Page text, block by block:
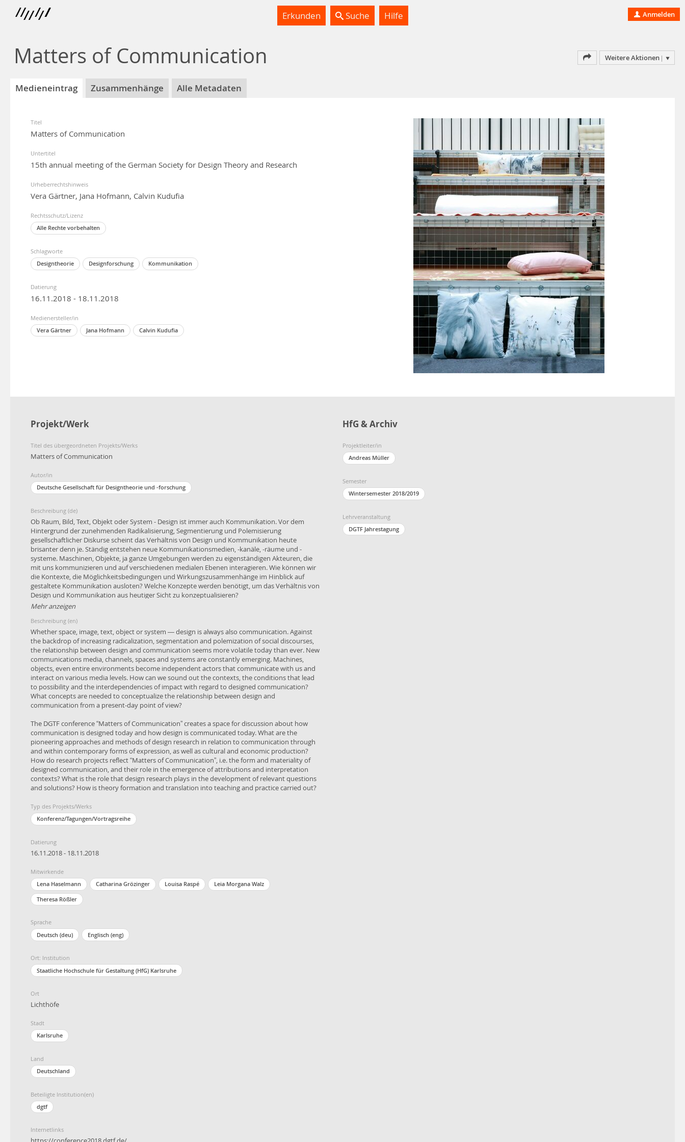
Erkunden Suche Hilfe Anmelden
Matters of Communication Weitere Aktionen
Medieneintrag Zusammenhänge Alle Metadaten
Titel
Matters of Communication
Untertitel
15th annual meeting of the German Society for Design Theory and Research
Urheberrechtshinweis
Vera Gärtner, Jana Hofmann, Calvin Kudufia
Rechtsschutz/Lizenz
Alle Rechte vorbehalten
Schlagworte
Designtheorie
Designforschung Kommunikation
Datierung
16.11.2018 - 18.11.2018
Medienersteller/in
Vera Gärtner
Jana Hofmann Calvin Kudufia
Projekt/Werk
Titel des übergeordneten Projekts/Werks
Matters of Communication
Autor/in
Deutsche Gesellschaft für Designtheorie und -forschung
Beschreibung (de)
Ob Raum, Bild, Text, Objekt oder System - Design ist immer auch Kommunikation. Vor dem
Hintergrund der zunehmenden Radikalisierung, Segmentierung und Polemisierung
gesellschaftlicher Diskurse scheint das Verhältnis von Design und Kommunikation heute
brisanter denn je. Ständig entstehen neue Kommunikationsmedien, -kanäle, -räume und -
systeme. Maschinen, Objekte, ja ganze Umgebungen werden zu eigenständigen Akteuren, die
mit uns kommunizieren und auf verschiedenen medialen Ebenen interagieren. Wie können wir
die Kontexte, die Möglichkeitsbedingungen und Wirkungszusammenhänge im Hinblick auf
gestaltete Kommunikation ausloten? Welche Konzepte werden benötigt, um das Verhältnis von
Design und Kommunikation aus heutiger Sicht zu konzeptualisieren?
Die DGTF-Konferenz "Matters of Communication" schafft einen Raum für die Diskussion darüber,
wie Kommunikation heute gestaltet wird und wie Design heute kommuniziert wird. Welches sind
die wegweisenden Ansätze und Methoden der Designforschung in Bezug auf Kommunikation
durch und in zeitgenössischen Ausdrucksformen sowie kultureller und wirtschaftlicher
Produktion? Wie reflektieren Forschungsprojekte "Matters of Communication", d.h. die Form
und Materialität gestalteter Kommunikation, und ihre Rolle bei der Entstehung von
Zuschreibungen und Interpretationskontexten? Welche Rolle spielt die Designforschung bei der
Entwicklung von relevanten Fragestellungen und Lösungen? Wie erfolgt die Theoriebildung und
Umsetzung in Lehre und Praxis?
Mehr anzeigen
Beschreibung (en)
Whether space, image, text, object or system — design is always also communication. Against
the backdrop of increasing radicalization, segmentation and polemization of social discourses,
the relationship between design and communication seems more volatile today than ever. New
communications media, channels, spaces and systems are constantly emerging. Machines,
objects, even entire environments become independent actors that communicate with us and
interact on various media levels. How can we sound out the contexts, the conditions that lead
to possibility and the interdependencies of impact with regard to designed communication?
What concepts are needed to conceptualize the relationship between design and
communication from a present-day point of view?
The DGTF conference “Matters of Communication” creates a space for discussion about how
communication is designed today and how design is communicated today. What are the
pioneering approaches and methods of design research in relation to communication through
and within contemporary forms of expression, as well as cultural and economic production?
How do research projects reflect “Matters of Communication”, i.e. the form and materiality of
designed communication, and their role in the emergence of attributions and interpretation
contexts? What is the role that design research plays in the development of relevant questions
and solutions? How is theory formation and translation into teaching and practice carried out?
Typ des Projekts/Werks
Konferenz/Tagungen/Vortragsreihe
Datierung
16.11.2018 - 18.11.2018
Mitwirkende
Lena Haselmann
Catharina Grözinger Louisa Raspé
Leia Morgana Walz
Theresa Rößler
Sprache
Deutsch (deu)
Englisch (eng)
Ort: Institution
Staatliche Hochschule für Gestaltung (HfG) Karlsruhe
Ort
Lichthöfe
Stadt
Karlsruhe
Land
Deutschland
Beteiligte Institution(en)
dgtf
Internetlinks
HfG & Archiv
Projektleiter/in
Andreas Müller
Semester
Wintersemester 2018/2019
Lehrveranstaltung
DGTF Jahrestagung